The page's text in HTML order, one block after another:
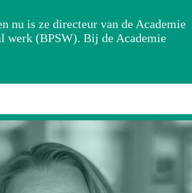
nu is ze directeur van de Academie
werk (BPSW). Bij de Academie